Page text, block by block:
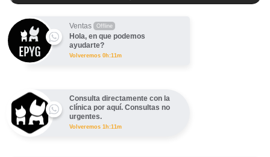
Ventas Offline
Hola, en que podemos
ayudarte?
Volveremos 0h:11m
Consulta directamente con la
clínica por aquí. Consultas no
urgentes.
Volveremos 1h:11m